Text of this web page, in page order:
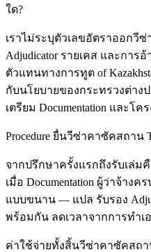
ใด?
เราไม่ระบุตัวเลขอัตราออกวี
Adjudicator รายเคส และการ
ตัวแทนทางการทูต of
กับนโยบายของกระทรวงต่าง
เตรียม Documentation และโคร
Procedure ยื่นวีซ่าคาซัคสถาน
จากปรึกษาครั้งแรกถึงรับเล่มคื
เมื่อ Documentation ผู้ว่าจ้าง
แบบขนาน — แปล รับรอง
พร้อมกัน ลดเวลาจากการทำเ
ค่าใช้จ่ายทั้งสิ้นวีซ่าคาซัคสถา